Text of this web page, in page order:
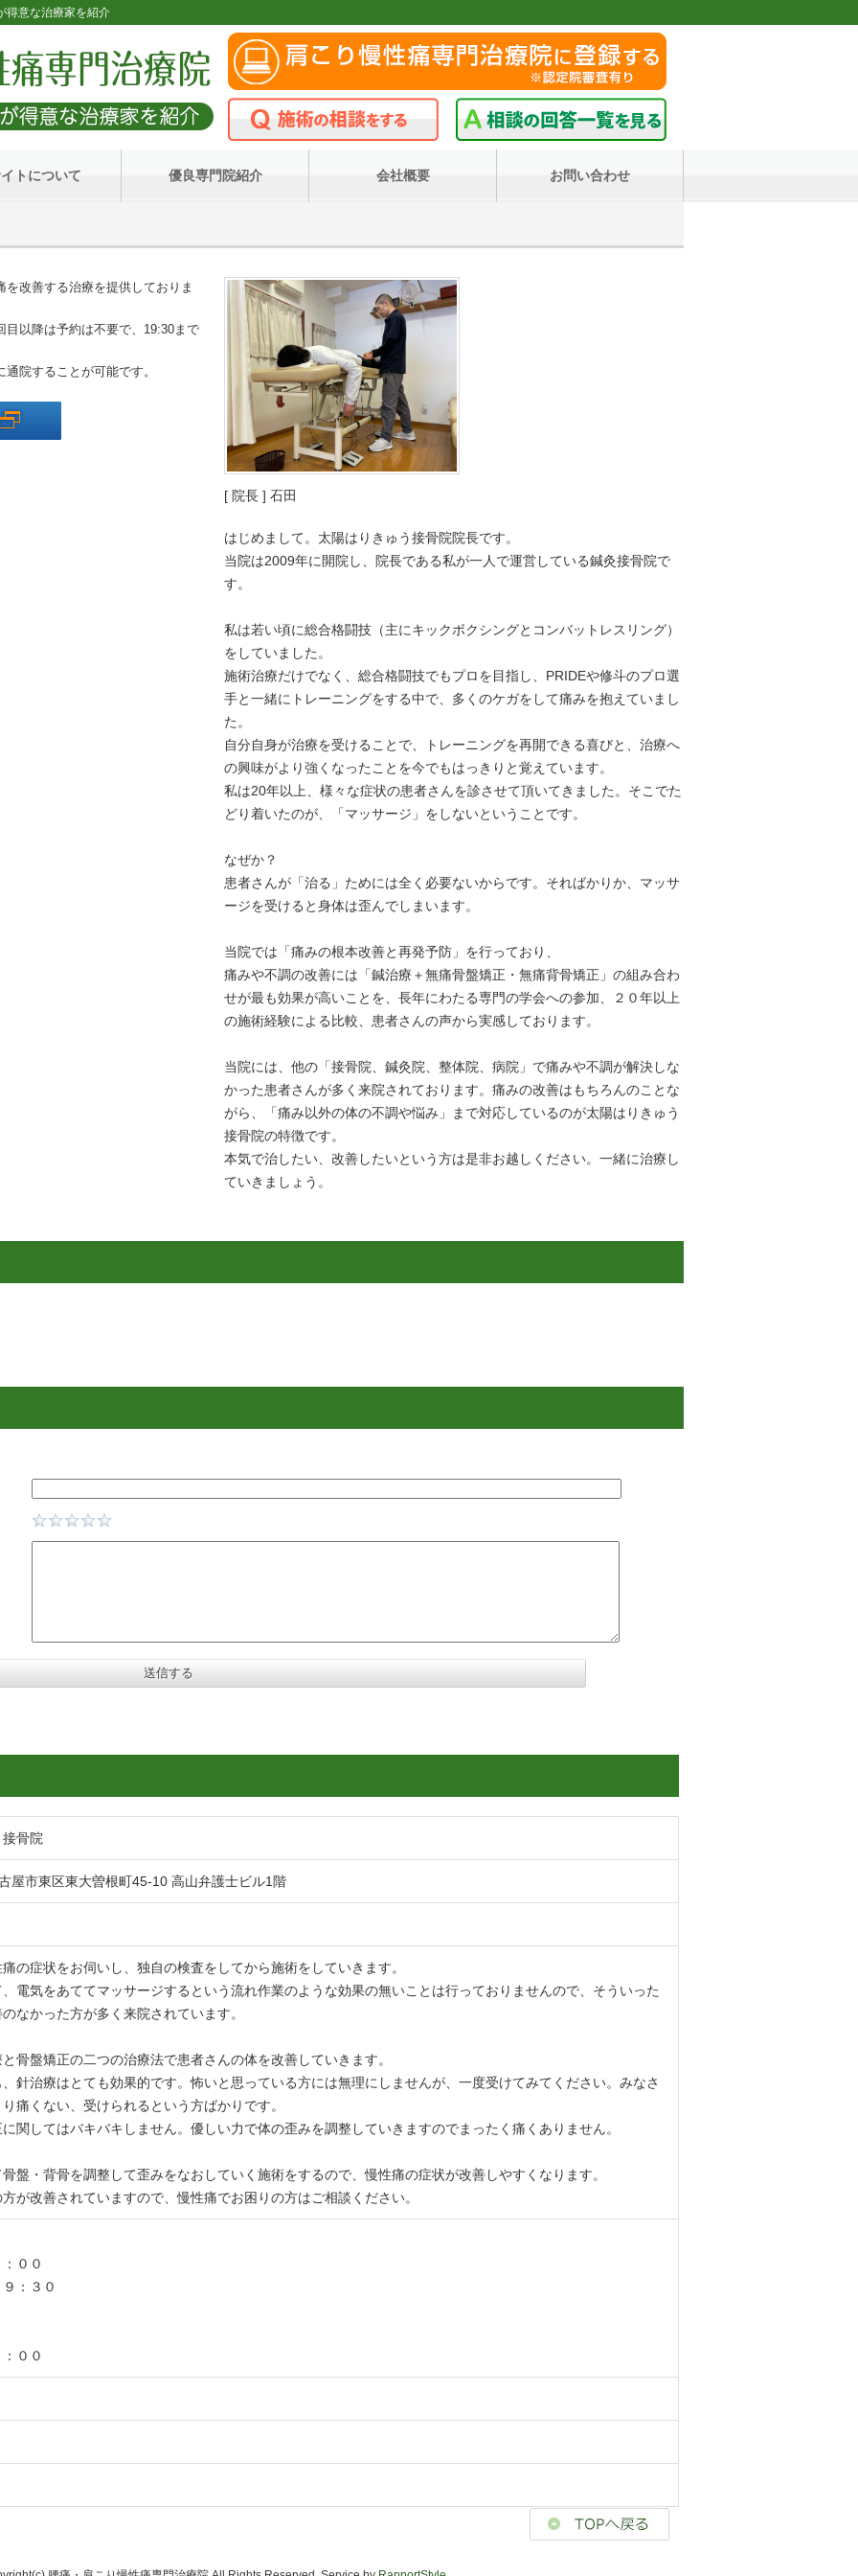
得意な治療家を紹介
トについて 優良専門院紹介 会社概要 お問い合わせ
を改善する治療を提供しておりま
目以降は予約は不要で、19:30まで
通院することが可能です。
[ 院長 ] 石田
はじめまして。太陽はりきゅう接骨院院長です。
当院は2009年に開院し、院長である私が一人で運営している鍼灸接骨院で
す。
私は若い頃に総合格闘技（主にキックボクシングとコンバットレスリング）
をしていました。
施術治療だけでなく、総合格闘技でもプロを目指し、PRIDEや修斗のプロ選
手と一緒にトレーニングをする中で、多くのケガをして痛みを抱えていまし
た。
自分自身が治療を受けることで、トレーニングを再開できる喜びと、治療へ
の興味がより強くなったことを今でもはっきりと覚えています。
私は20年以上、様々な症状の患者さんを診させて頂いてきました。そこでた
どり着いたのが、「マッサージ」をしないということです。
なぜか？
患者さんが「治る」ためには全く必要ないからです。そればかりか、マッサ
ージを受けると身体は歪んでしまいます。
当院では「痛みの根本改善と再発予防」を行っており、
痛みや不調の改善には「鍼治療＋無痛骨盤矯正・無痛背骨矯正」の組み合わ
せが最も効果が高いことを、長年にわたる専門の学会への参加、２０年以上
の施術経験による比較、患者さんの声から実感しております。
当院には、他の「接骨院、鍼灸院、整体院、病院」で痛みや不調が解決しな
かった患者さんが多く来院されております。痛みの改善はもちろんのことな
がら、「痛み以外の体の不調や悩み」まで対応しているのが太陽はりきゅう
接骨院の特徴です。
本気で治したい、改善したいという方は是非お越しください。一緒に治療し
ていきましょう。
接骨院
屋市東区東大曽根町45-10 高山弁護士ビル1階
の症状をお伺いし、独自の検査をしてから施術をしていきます。
電気をあててマッサージするという流れ作業のような効果の無いことは行っておりませんので、そういった
なかった方が多く来院されています。
骨盤矯正の二つの治療法で患者さんの体を改善していきます。
針治療はとても効果的です。怖いと思っている方には無理にしませんが、一度受けてみてください。みなさ
痛くない、受けられるという方ばかりです。
関してはバキバキしません。優しい力で体の歪みを調整していきますのでまったく痛くありません。
盤・背骨を調整して歪みをなおしていく施術をするので、慢性痛の症状が改善しやすくなります。
が改善されていますので、慢性痛でお困りの方はご相談ください。
：００
：３０
００